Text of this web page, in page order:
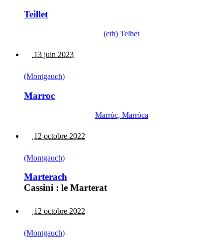
Teillet
(eth) Telhet
13 juin 2023
(Montgauch)
Marroc
Marròc, Marròca
12 octobre 2022
(Montgauch)
Marterach
Cassini : le Marterat
12 octobre 2022
(Montgauch)